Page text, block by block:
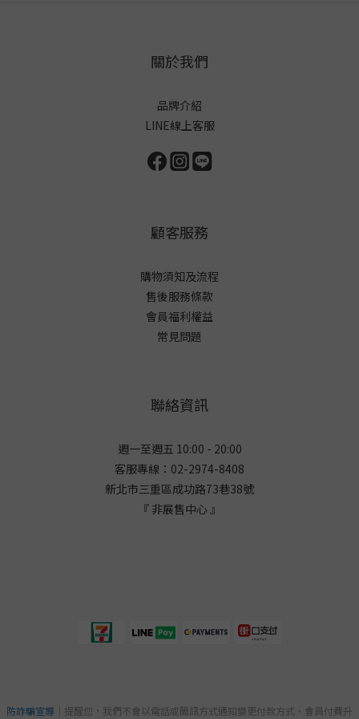
關於我們
品牌介紹
LINE線上客服
顧客服務
購物須知及流程
售後服務條款
會員福利權益
常見問題
聯絡資訊
週一至週五 10:00 - 20:00
客服專線：02-2974-8408
新北市三重區成功路73巷38號
『 非展售中心 』
防詐騙宣導 ｜提醒您，我們不會以電話或簡訊方式通知變更付款方式、會員付費升